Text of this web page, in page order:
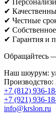
✔
✔
✔ Честные
✔
✔ Гарантия и
Обращайтесь
Наш шоурум:
+7 (812) 936-
+7 (921) 936-
info@krslon.ru